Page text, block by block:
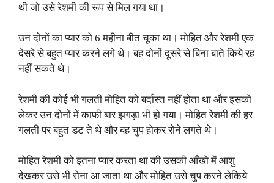
थी जो उसे रेशमी की रूप से मिल गया था।
उन दोनों का प्यार को 6 महीना बीत चूका था। मोहित और रेशमी एक
देसरे से बहुत प्यार करने लगे थे। बह दोनों दूसरे से बिना बाते किये रह
नहीं सकते थे।
रेशमी की कोई भी गलती मोहित को बर्दास्त नहीं होता था और इसको
लेकर उन दोनों में काफी बार झगड़ा भी हो गया। मोहित रेशमी की हर
गलती पर बहुत डट ते थे और बह चुप होकर रोने लगते थे।
मोहित रेशमी को इतना प्यार करता था की उसकी आँखो में आशु
देखकर उसे भी रोना आ जाता था और मोहित उसे चुप करने लेकिये